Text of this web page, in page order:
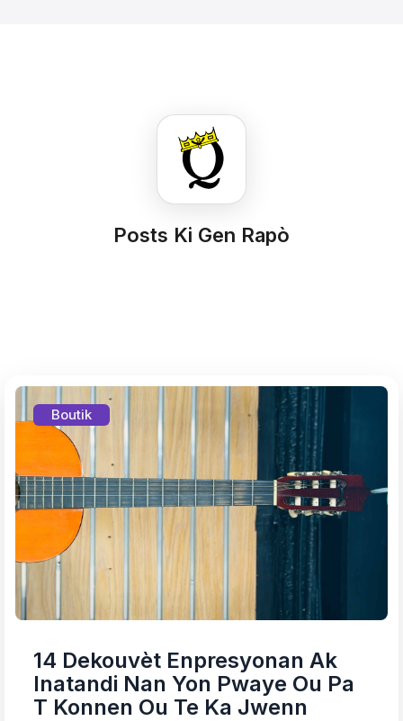
Posts Ki Gen Rapò
Boutik
14 Dekouvèt Enpresyonan Ak
Inatandi Nan Yon Pwaye Ou Pa
T Konnen Ou Te Ka Jwenn